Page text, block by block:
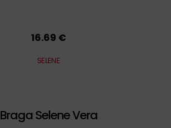
16.69 €
SELENE
Braga Selene Vera